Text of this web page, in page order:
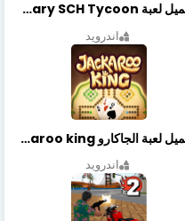
تحميل لعبة Idle Military SCH Tycoon مهكرة آخر إصدار
اندرويد
تحميل لعبة الجاكارو jackaroo king آخر إصدار
اندرويد